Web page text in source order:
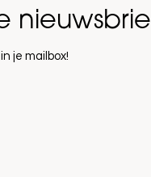
je mailbox!